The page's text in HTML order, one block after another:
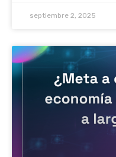
septiembre 2, 2025